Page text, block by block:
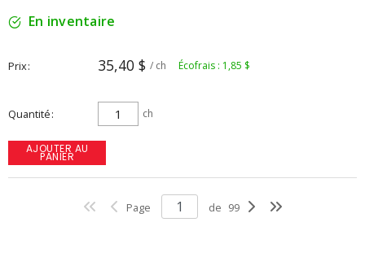
En inventaire
Prix 35,40 $ / ch Écofrais : 1,85 $
Quantité ch
AJOUTER AU
PANIER
Page de 99